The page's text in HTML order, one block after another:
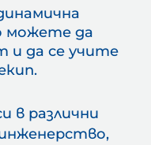
for
можете да
и да се учите
в различни